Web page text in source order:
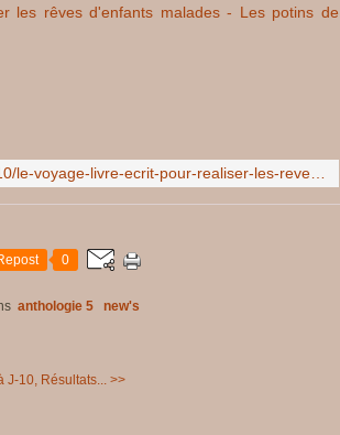
0
anthologie 5
new's
J-10, Résultats... >>